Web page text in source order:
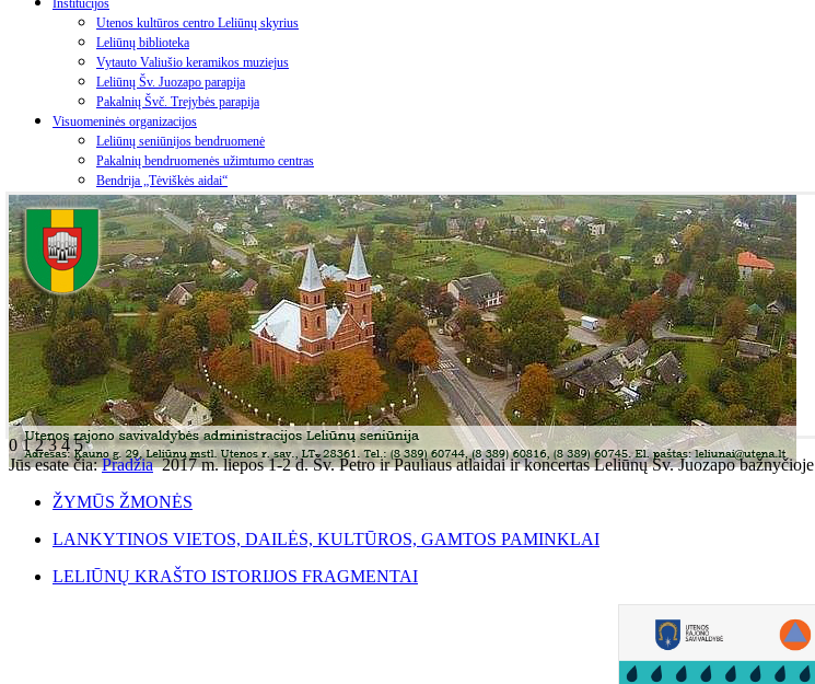
Institucijos
Utenos kultūros centro Leliūnų skyrius
Leliūnų biblioteka
Vytauto Valiušio keramikos muziejus
Leliūnų Šv. Juozapo parapija
Pakalnių Švč. Trejybės parapija
Visuomeninės organizacijos
Leliūnų seniūnijos bendruomenė
Pakalnių bendruomenės užimtumo centras
Bendrija „Tėviškės aidai“
012345
Jūs esate čia:Pradžia 2017 m. liepos 1-2 d. Šv. Petro ir Pauliaus atlaidai ir koncertas Leliūnų Šv. Juozapo bažnyčioje
ŽYMŪS ŽMONĖS
LANKYTINOS VIETOS, DAILĖS, KULTŪROS, GAMTOS PAMINKLAI
LELIŪNŲ KRAŠTO ISTORIJOS FRAGMENTAI